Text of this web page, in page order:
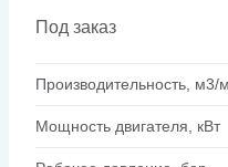
Под заказ
Производительность, м3/
Мощность двигателя, кВт